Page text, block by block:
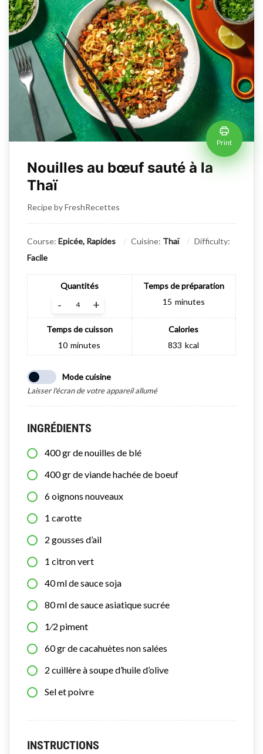
Print
Nouilles au bœuf sauté à la
Thaï
Recipe by FreshRecettes
Course: Epicée, Rapides Cuisine: Thaï
Difficulty:
Facile
Quantités
+
-
Temps de préparation
15 minutes
Temps de cuisson
10 minutes
Calories
833 kcal
Mode cuisine
Laisser l'écran de votre appareil allumé
INGRÉDIENTS
400grde nouilles de blé
400grde viande hachée de boeuf
6oignons nouveaux
1 carotte
2 gousses d’ail
1 citron vert
40mlde sauce soja
80mlde sauce asiatique sucrée
1⁄2 piment
60grde cacahuètes non salées
2 cuillère à souped’huile d’olive
Sel et poivre
INSTRUCTIONS